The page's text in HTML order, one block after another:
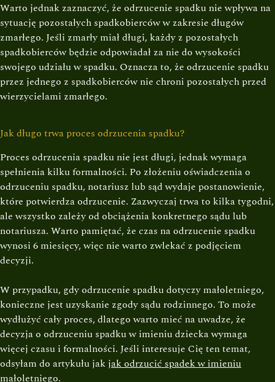
Warto jednak zaznaczyć, że odrzucenie spadku nie wpływa na
sytuację pozostałych spadkobierców w zakresie długów
zmarłego. Jeśli zmarły miał długi, każdy z pozostałych
spadkobierców będzie odpowiadał za nie do wysokości
swojego udziału w spadku. Oznacza to, że odrzucenie spadku
przez jednego z spadkobierców nie chroni pozostałych przed
wierzycielami zmarłego.
Jak długo trwa proces odrzucenia spadku?
Proces odrzucenia spadku nie jest długi, jednak wymaga
spełnienia kilku formalności. Po złożeniu oświadczenia o
odrzuceniu spadku, notariusz lub sąd wydaje postanowienie,
które potwierdza odrzucenie. Zazwyczaj trwa to kilka tygodni,
ale wszystko zależy od obciążenia konkretnego sądu lub
notariusza. Warto pamiętać, że czas na odrzucenie spadku
wynosi 6 miesięcy, więc nie warto zwlekać z podjęciem
decyzji.
W przypadku, gdy odrzucenie spadku dotyczy małoletniego,
konieczne jest uzyskanie zgody sądu rodzinnego. To może
wydłużyć cały proces, dlatego warto mieć na uwadze, że
decyzja o odrzuceniu spadku w imieniu dziecka wymaga
więcej czasu i formalności. Jeśli interesuje Cię ten temat,
odsyłam do artykułu jak jak odrzucić spadek w imieniu
małoletniego.